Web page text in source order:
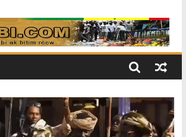
Disney s’associe à TikTok pour tirer
davantage profit de ses univers
légendaires
France – Algérie: l’affaire Mehdi
policière contre le narcotrafic